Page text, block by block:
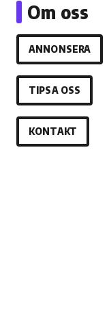
Om oss
ANNONSERA
TIPSA OSS
KONTAKT